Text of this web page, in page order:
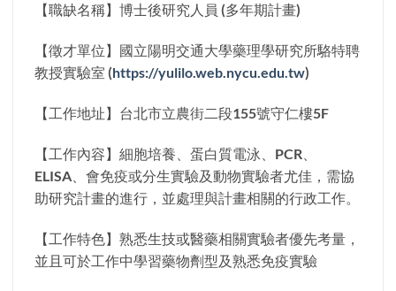
【職缺名稱】博士後研究人員 (多年期計畫)
【徵才單位】國立陽明交通大學藥理學研究所駱特聘
教授實驗室 (https://yulilo.web.nycu.edu.tw)
【工作地址】台北市立農街二段155號守仁樓5F
【工作內容】細胞培養、蛋白質電泳、PCR、
ELISA、會免疫或分生實驗及動物實驗者尤佳，需協
助研究計畫的進行，並處理與計畫相關的行政工作。
【工作特色】熟悉生技或醫藥相關實驗者優先考量，
並且可於工作中學習藥物劑型及熟悉免疫實驗